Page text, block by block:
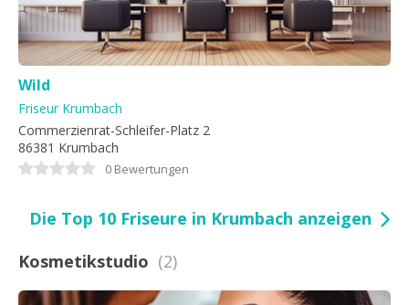
Wild
Friseur Krumbach
Commerzienrat-Schleifer-Platz 2
86381 Krumbach
0 Bewertungen
Die Top 10 Friseure in Krumbach anzeigen
Kosmetikstudio (2)